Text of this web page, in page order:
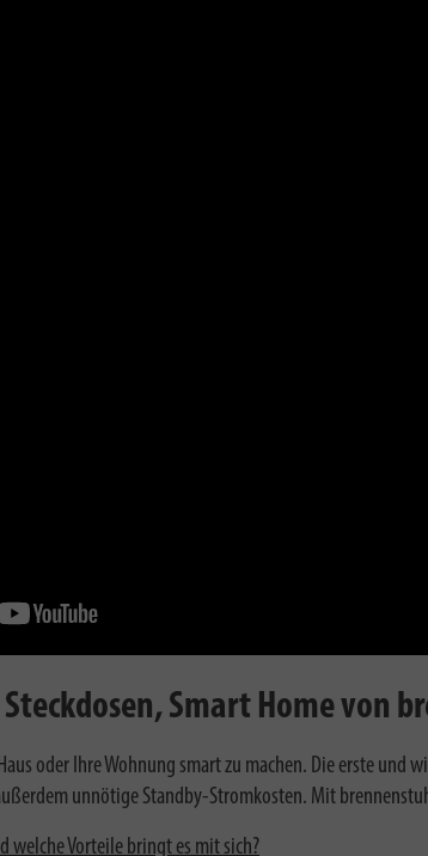
Smart Home von
oder Ihre Wohnung smart zu machen. Die erste und
unnötige Standby-Stromkosten. Mit
welche Vorteile bringt es mit sich?